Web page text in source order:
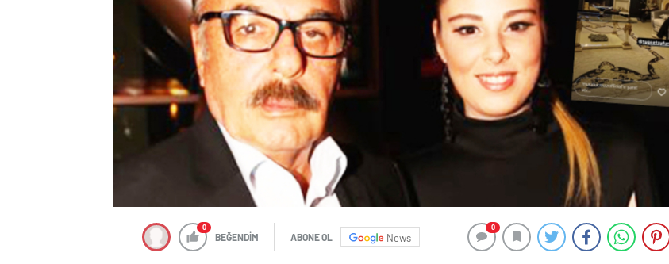
0
BEĞENDİM ABONE OL News
0